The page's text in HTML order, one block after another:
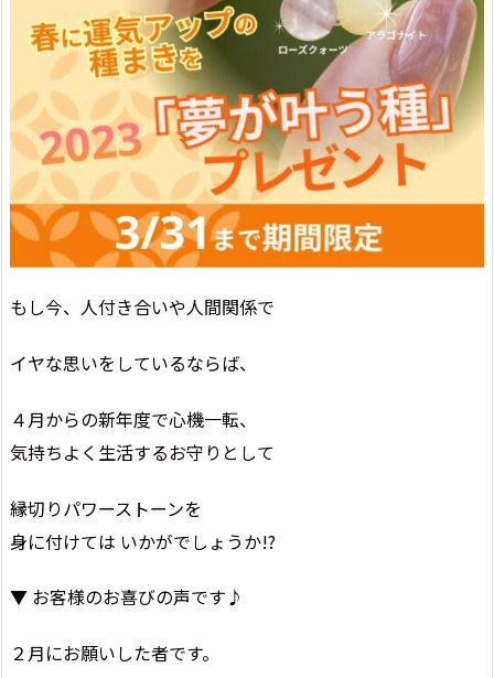
もし今、人付き合いや人間関係で
イヤな思いをしているならば、
４月からの新年度で心機一転、
気持ちよく生活するお守りとして
縁切りパワーストーンを
身に付けては いかがでしょうか!?
▼ お客様のお喜びの声です♪
２月にお願いした者です。